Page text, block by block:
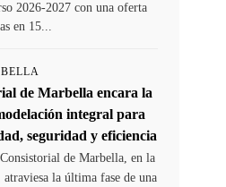
2026-2027 con una oferta
en 15...
de Marbella encara la
integral para
seguridad y eficiencia
de Marbella, en la
la última fase de una